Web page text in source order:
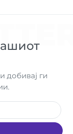
добивај ги